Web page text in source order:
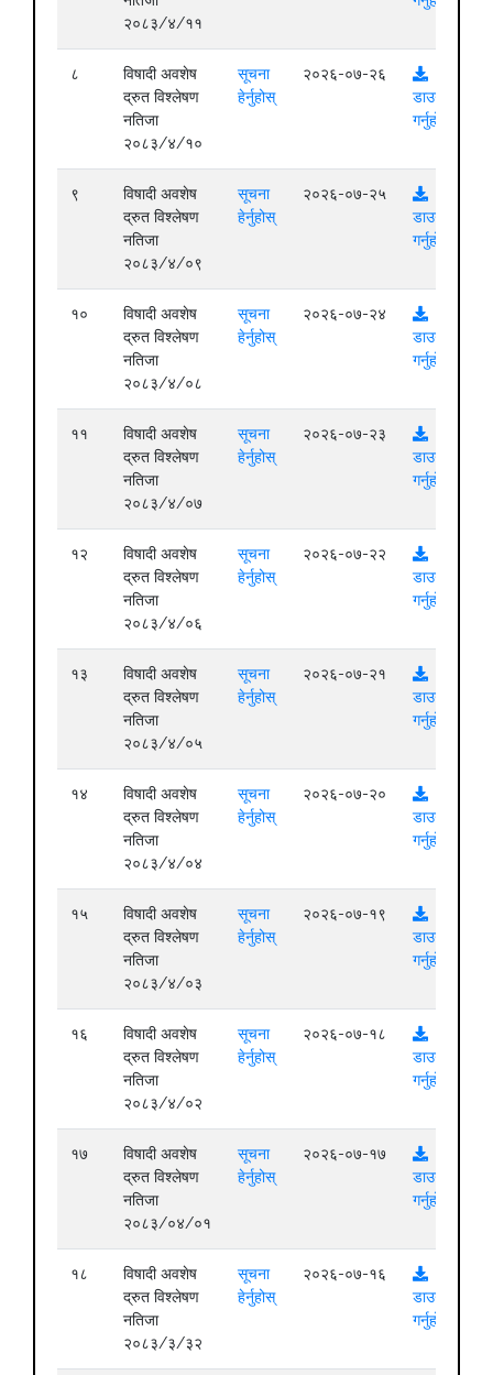
२०८३/४/११
८
विषादी अवशेष
द्रुत विश्लेषण
नतिजा
२०८३/४/१०
सूचना
हेर्नुहोस्
२०२६-०७-२६
डाउनलोड
गर्नुहोस्
९
विषादी अवशेष
द्रुत विश्लेषण
नतिजा
२०८३/४/०९
सूचना
हेर्नुहोस्
२०२६-०७-२५
डाउनलोड
गर्नुहोस्
१०
विषादी अवशेष
द्रुत विश्लेषण
नतिजा
२०८३/४/०८
सूचना
हेर्नुहोस्
२०२६-०७-२४
डाउनलोड
गर्नुहोस्
११
विषादी अवशेष
द्रुत विश्लेषण
नतिजा
२०८३/४/०७
सूचना
हेर्नुहोस्
२०२६-०७-२३
डाउनलोड
गर्नुहोस्
१२
विषादी अवशेष
द्रुत विश्लेषण
नतिजा
२०८३/४/०६
सूचना
हेर्नुहोस्
२०२६-०७-२२
डाउनलोड
गर्नुहोस्
१३
विषादी अवशेष
द्रुत विश्लेषण
नतिजा
२०८३/४/०५
सूचना
हेर्नुहोस्
२०२६-०७-२१
डाउनलोड
गर्नुहोस्
१४
विषादी अवशेष
द्रुत विश्लेषण
नतिजा
२०८३/४/०४
सूचना
हेर्नुहोस्
२०२६-०७-२०
डाउनलोड
गर्नुहोस्
१५
विषादी अवशेष
द्रुत विश्लेषण
नतिजा
२०८३/४/०३
सूचना
हेर्नुहोस्
२०२६-०७-१९
डाउनलोड
गर्नुहोस्
१६
विषादी अवशेष
द्रुत विश्लेषण
नतिजा
२०८३/४/०२
सूचना
हेर्नुहोस्
२०२६-०७-१८
डाउनलोड
गर्नुहोस्
१७
विषादी अवशेष
द्रुत विश्लेषण
नतिजा
२०८३/०४/०१
सूचना
हेर्नुहोस्
२०२६-०७-१७
डाउनलोड
गर्नुहोस्
१८
विषादी अवशेष
द्रुत विश्लेषण
नतिजा
२०८३/३/३२
सूचना
हेर्नुहोस्
२०२६-०७-१६
डाउनलोड
गर्नुहोस्